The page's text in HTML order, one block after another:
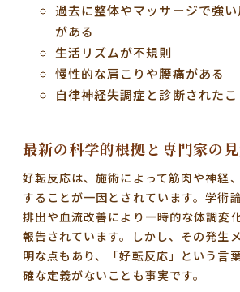
過去に整体やマッサージで強
がある
生活リズムが不規則
慢性的な肩こりや腰痛がある
自律神経失調症と診断された
最新の科学的根拠と専門家の
好転反応は、施術によって筋肉や神経
することが一因とされています。学術
排出や血流改善により一時的な体調変
報告されています。しかし、その発生
明な点もあり、「好転反応」という言
確な定義がないことも事実です。